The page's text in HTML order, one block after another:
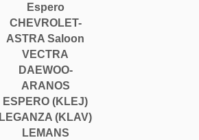
Espero
CHEVROLET-
ASTRA Saloon
VECTRA
DAEWOO-
ARANOS
ESPERO (KLEJ)
LEGANZA (KLAV)
LEMANS